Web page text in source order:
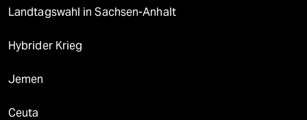
Landtagswahl in Sachsen-Anhalt
Hybrider Krieg
Jemen
Ceuta